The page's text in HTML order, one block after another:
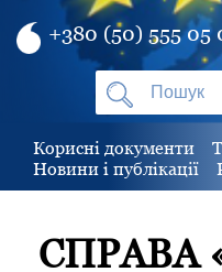
+380 (50) 555 05
Корисні документи
Новини і публікації
СПРАВА